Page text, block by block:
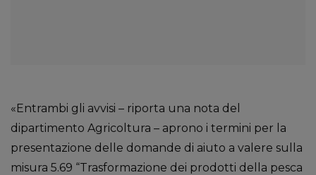
«Entrambi gli avvisi – riporta una nota del
dipartimento Agricoltura – aprono i termini per la
presentazione delle domande di aiuto a valere sulla
misura 5.69 “Trasformazione dei prodotti della pesca